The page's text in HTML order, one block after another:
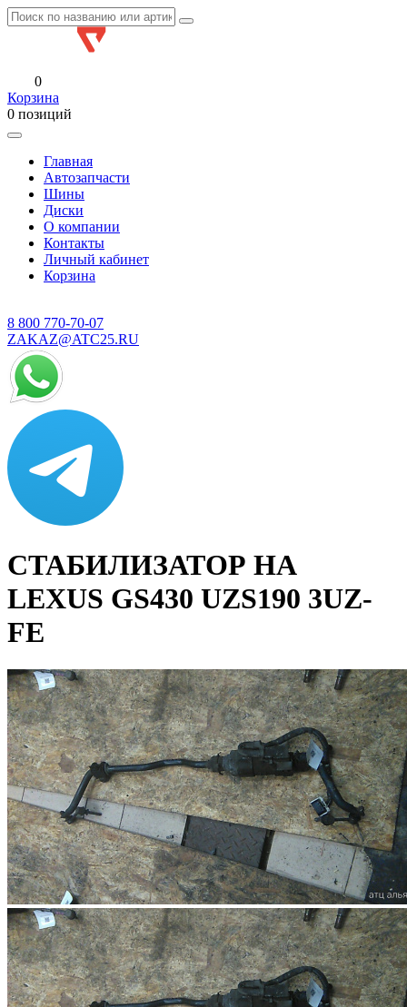
0
Корзина
0 позиций
Главная
Автозапчасти
Шины
Диски
О компании
Контакты
Личный кабинет
Корзина
8 800 770-70-07
ZAKAZ@ATC25.RU
СТАБИЛИЗАТОР НА
LEXUS GS430 UZS190 3UZ-
FE